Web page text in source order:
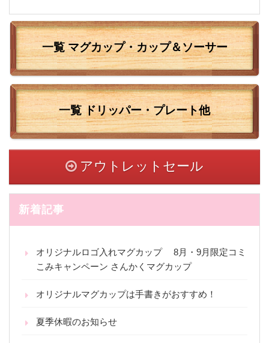
一覧 マグカップ・カップ＆ソーサー
一覧ドリッパー・プレート他
アウトレットセール
新着記事
オリジナルロゴ入れマグカップ 8月・9月限定コミ
こみキャンペーン さんかくマグカップ
オリジナルマグカップは手書きがおすすめ！
夏季休暇のお知らせ